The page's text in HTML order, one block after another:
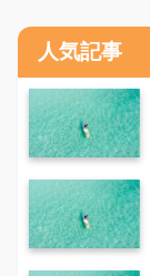
人気記事